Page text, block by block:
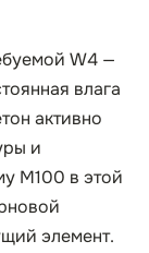
W4 —
влага
активно
и
М100 в этой
элемент.